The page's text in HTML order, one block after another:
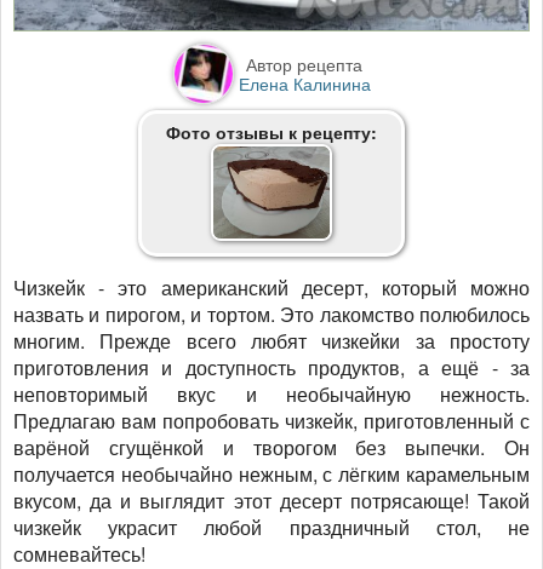
Автор рецепта
Елена Калинина
Фото отзывы к рецепту:
Чизкейк - это американский десерт, который можно
назвать и пирогом, и тортом. Это лакомство полюбилось
многим. Прежде всего любят чизкейки за простоту
приготовления и доступность продуктов, а ещё - за
неповторимый вкус и необычайную нежность.
Предлагаю вам попробовать чизкейк, приготовленный с
варёной сгущёнкой и творогом без выпечки. Он
получается необычайно нежным, с лёгким карамельным
вкусом, да и выглядит этот десерт потрясающе! Такой
чизкейк украсит любой праздничный стол, не
сомневайтесь!